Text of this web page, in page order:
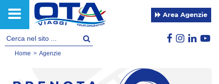
Area Agenzie
Home > Agenzie